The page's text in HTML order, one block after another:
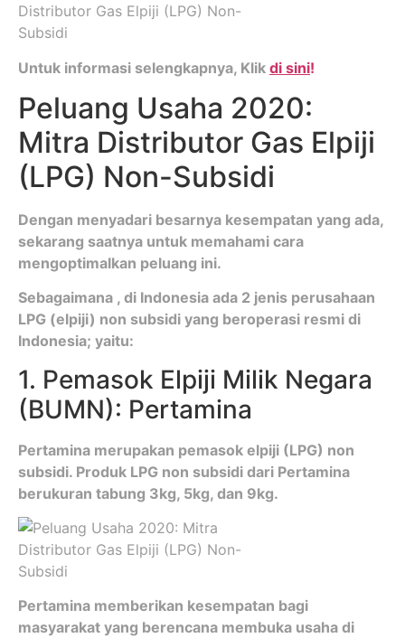
Untuk informasi selengkapnya, Klik di sini!
Peluang Usaha 2020:
Mitra Distributor Gas Elpiji
(LPG) Non-Subsidi
Dengan menyadari besarnya kesempatan yang ada,
sekarang saatnya untuk memahami cara
mengoptimalkan peluang ini.
Sebagaimana , di Indonesia ada 2 jenis perusahaan
LPG (elpiji) non subsidi yang beroperasi resmi di
Indonesia; yaitu:
1. Pemasok Elpiji Milik Negara
(BUMN): Pertamina
Pertamina merupakan pemasok elpiji (LPG) non
subsidi. Produk LPG non subsidi dari Pertamina
berukuran tabung 3kg, 5kg, dan 9kg.
Pertamina memberikan kesempatan bagi
masyarakat yang berencana membuka usaha di